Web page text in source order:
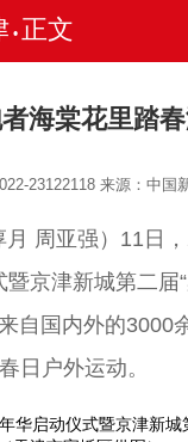
• 正文
海棠花里踏
23122118来源：中国
周亚强）11日
京津新城第二届
自国内外的3000
日户外运动。